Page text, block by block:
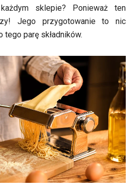
sklepie? Ponieważ ten
Jego przygotowanie to nic
parę składników.